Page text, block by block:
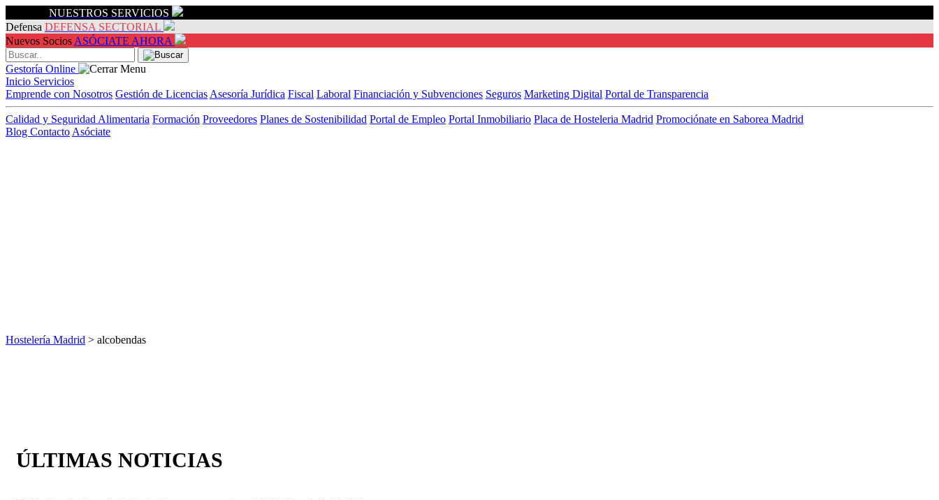
NUESTROS SERVICIOS
Defensa DEFENSA SECTORIAL
Nuevos Socios ASÓCIATE AHORA
Gestoría Online
Inicio Servicios
Emprende con Nosotros Gestión de Licencias Asesoría Jurídica Fiscal Laboral Financiación y Subvenciones Seguros Marketing Digital Portal de Transparencia
Calidad y Seguridad Alimentaria Formación Proveedores Planes de Sostenibilidad Portal de Empleo Portal Inmobiliario Placa de Hosteleria Madrid Promociónate en Saborea Madrid
Blog Contacto Asóciate
Hostelería Madrid > alcobendas
ÚLTIMAS NOTICIAS